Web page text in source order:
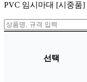
PVC 임시마대 [시중품]
선택